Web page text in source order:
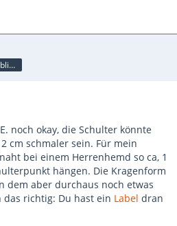
Mitglieder mit gewerblicher Verbindung, auch als Mitarbeiter/in
noch okay, die Schulter könnte
cm schmaler sein. Für mein
bei einem Herrenhemd so ca, 1
hängen. Die Kragenform
dem aber durchaus noch etwas
richtig: Du hast ein Label dran